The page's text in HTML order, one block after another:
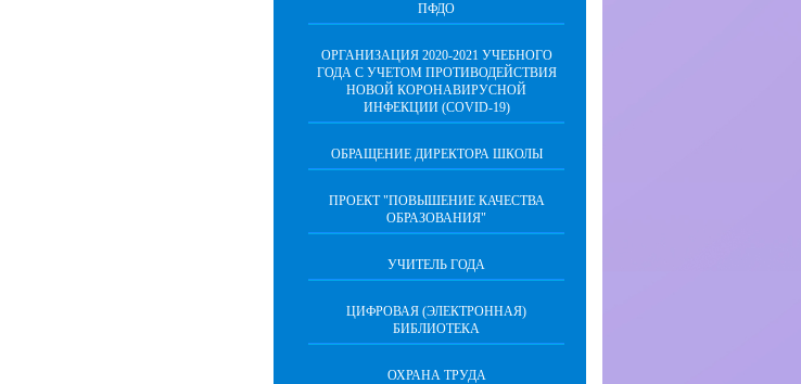
ПФДО
ОРГАНИЗАЦИЯ 2020-2021 УЧЕБНОГО
ГОДА С УЧЕТОМ ПРОТИВОДЕЙСТВИЯ
НОВОЙ КОРОНАВИРУСНОЙ
ИНФЕКЦИИ (COVID-19)
ОБРАЩЕНИЕ ДИРЕКТОРА ШКОЛЫ
ПРОЕКТ "ПОВЫШЕНИЕ КАЧЕСТВА
ОБРАЗОВАНИЯ"
УЧИТЕЛЬ ГОДА
ЦИФРОВАЯ (ЭЛЕКТРОННАЯ)
БИБЛИОТЕКА
ОХРАНА ТРУДА